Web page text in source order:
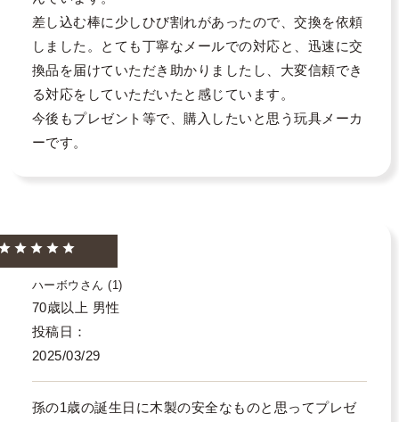
差し込む棒に少しひび割れがあったので、交換を依頼
しました。とても丁寧なメールでの対応と、迅速に交
換品を届けていただき助かりましたし、大変信頼でき
る対応をしていただいたと感じています。
今後もプレゼント等で、購入したいと思う玩具メーカ
ーです。
ハーボウ 1
70歳以上 男性
投稿日
2025/03/29
孫の1歳の誕生日に木製の安全なものと思ってプレゼ